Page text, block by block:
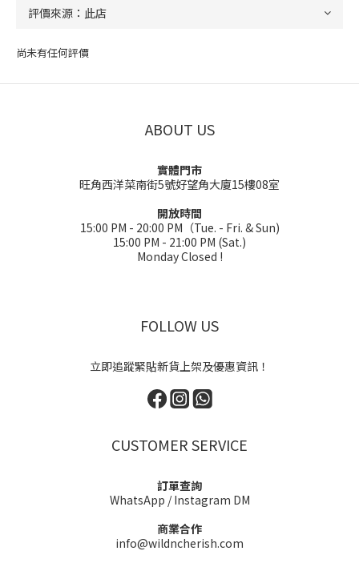
尚未有任何評價
ABOUT US
實體門市
旺角西洋菜南街5號好望角大廈15樓08室
開放時間
15:00 PM - 20:00 PM（Tue. - Fri. & Sun)
15:00 PM - 21:00 PM (Sat.)
Monday Closed !
FOLLOW US
立即追蹤緊貼新貨上架及優惠資訊！
CUSTOMER SERVICE
訂單查詢
WhatsApp /Instagram DM
商業合作
info@wildncherish.com